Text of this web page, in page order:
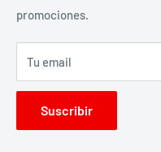
Términos del servicio
Política de reembolso
Facebook
Instagram
Libro de reclamaciones
promociones.
Tu email
Suscribir